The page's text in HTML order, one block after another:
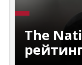
The